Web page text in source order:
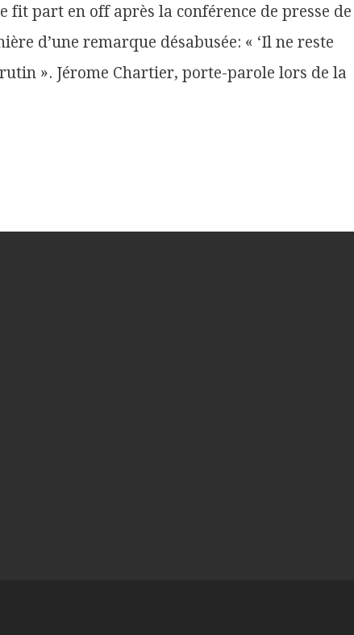
fit part en off après la conférence de presse de
d’une remarque désabusée: « ‘Il ne reste
». Jérome Chartier, porte-parole lors de la